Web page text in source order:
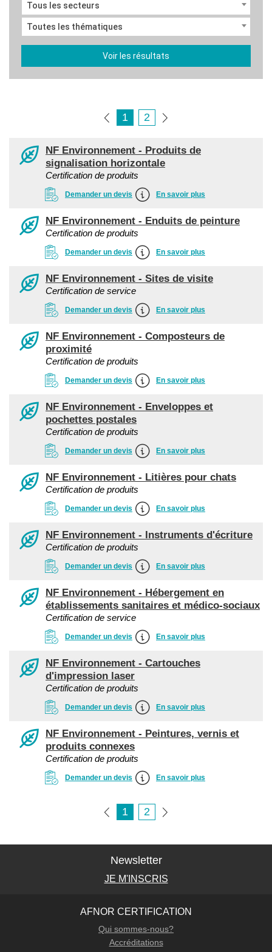
Tous les secteurs
Toutes les thématiques
Voir les résultats
1 2
NF Environnement - Produits de
signalisation horizontale
Certification de produits
Demander un devis En savoir plus
NF Environnement - Enduits de peinture
Certification de produits
Demander un devis En savoir plus
NF Environnement - Sites de visite
Certification de service
Demander un devis En savoir plus
NF Environnement - Composteurs de
proximité
Certification de produits
Demander un devis En savoir plus
NF Environnement - Enveloppes et
pochettes postales
Certification de produits
Demander un devis En savoir plus
NF Environnement - Litières pour chats
Certification de produits
Demander un devis En savoir plus
NF Environnement - Instruments d'écriture
Certification de produits
Demander un devis En savoir plus
NF Environnement - Hébergement en
établissements sanitaires et médico-sociaux
Certification de service
Demander un devis En savoir plus
NF Environnement - Cartouches
d'impression laser
Certification de produits
Demander un devis En savoir plus
NF Environnement - Peintures, vernis et
produits connexes
Certification de produits
Demander un devis En savoir plus
1 2
Newsletter
JE M'INSCRIS
AFNOR CERTIFICATION
Qui sommes-nous?
Accréditations